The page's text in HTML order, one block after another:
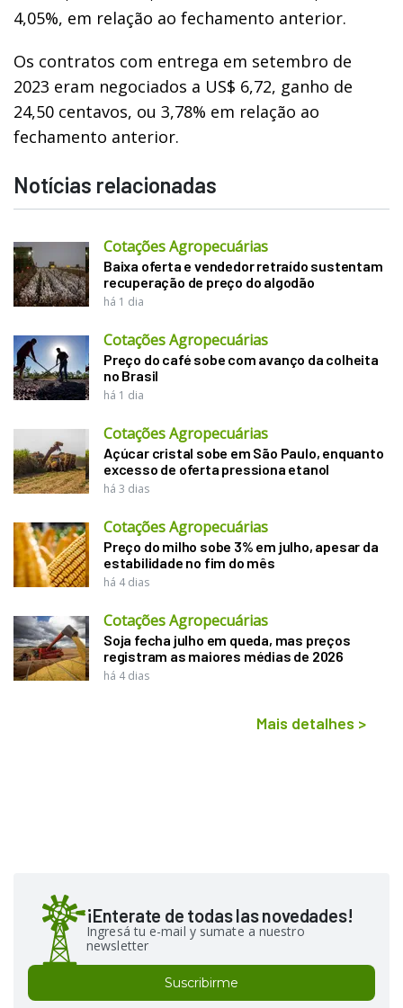
4,05%, em relação ao fechamento anterior.
Os contratos com entrega em setembro de
2023 eram negociados a US$ 6,72, ganho de
24,50 centavos, ou 3,78% em relação ao
fechamento anterior.
Notícias relacionadas
Cotações Agropecuárias
Baixa oferta e vendedor retraído sustentam
recuperação de preço do algodão
há 1 dia
Cotações Agropecuárias
Preço do café sobe com avanço da colheita
no Brasil
há 1 dia
Cotações Agropecuárias
Açúcar cristal sobe em São Paulo, enquanto
excesso de oferta pressiona etanol
há 3 dias
Cotações Agropecuárias
Preço do milho sobe 3% em julho, apesar da
estabilidade no fim do mês
há 4 dias
Cotações Agropecuárias
Soja fecha julho em queda, mas preços
registram as maiores médias de 2026
há 4 dias
Mais detalhes >
¡Enterate de todas las novedades!
Ingresá tu e-mail y sumate a nuestro
newsletter
Suscribirme